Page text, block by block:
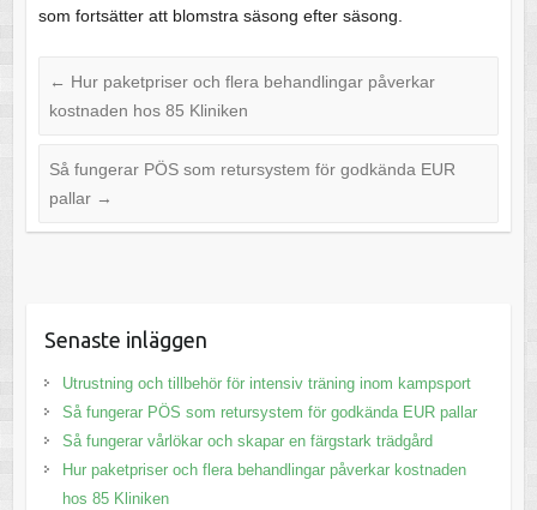
som fortsätter att blomstra säsong efter säsong.
← Hur paketpriser och flera behandlingar påverkar
kostnaden hos 85 Kliniken
Så fungerar PÖS som retursystem för godkända EUR
pallar →
Senaste inläggen
Utrustning och tillbehör för intensiv träning inom kampsport
Så fungerar PÖS som retursystem för godkända EUR pallar
Så fungerar vårlökar och skapar en färgstark trädgård
Hur paketpriser och flera behandlingar påverkar kostnaden
hos 85 Kliniken